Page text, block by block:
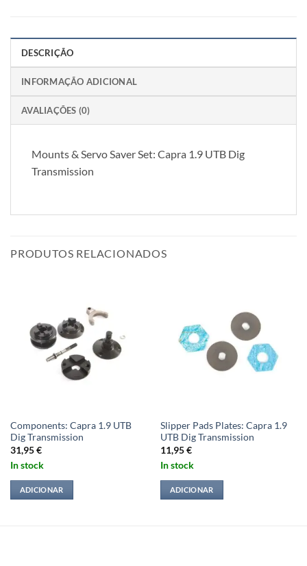
DESCRIÇÃO
INFORMAÇÃO ADICIONAL
AVALIAÇÕES (0)
Mounts & Servo Saver Set: Capra 1.9 UTB Dig
Transmission
PRODUTOS RELACIONADOS
Components: Capra 1.9 UTB
Dig Transmission
31,95€
In stock
ADICIONAR
Slipper Pads Plates: Capra 1.9
UTB Dig Transmission
11,95€
In stock
ADICIONAR